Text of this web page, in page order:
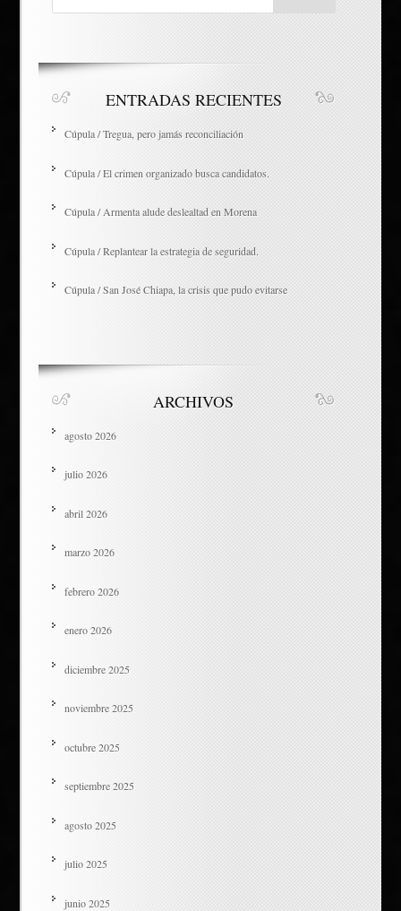
ENTRADAS RECIENTES
Cúpula / Tregua, pero jamás reconciliación
Cúpula / El crimen organizado busca candidatos.
Cúpula / Armenta alude deslealtad en Morena
Cúpula / Replantear la estrategia de seguridad.
Cúpula / San José Chiapa, la crisis que pudo evitarse
ARCHIVOS
agosto 2026
julio 2026
abril 2026
marzo 2026
febrero 2026
enero 2026
diciembre 2025
noviembre 2025
octubre 2025
septiembre 2025
agosto 2025
julio 2025
junio 2025